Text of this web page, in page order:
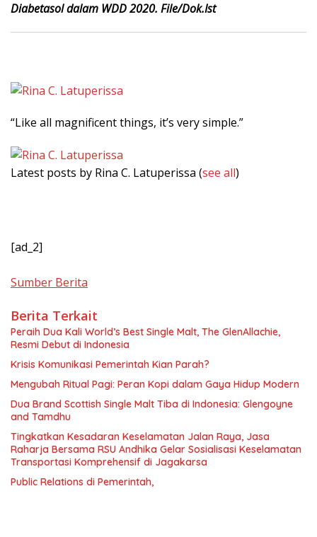
Diabetasol dalam WDD 2020. File/Dok.Ist
“Like all magnificent things, it’s very simple.”
Latest posts by Rina C. Latuperissa (see all)
[ad_2]
Sumber Berita
Berita Terkait
Peraih Dua Kali World’s Best Single Malt, The GlenAllachie,
Resmi Debut di Indonesia
Krisis Komunikasi Pemerintah Kian Parah?
Mengubah Ritual Pagi: Peran Kopi dalam Gaya Hidup Modern
Dua Brand Scottish Single Malt Tiba di Indonesia: Glengoyne
and Tamdhu
Tingkatkan Kesadaran Keselamatan Jalan Raya, Jasa
Raharja Bersama RSU Andhika Gelar Sosialisasi Keselamatan
Transportasi Komprehensif di Jagakarsa
Public Relations di Pemerintah,